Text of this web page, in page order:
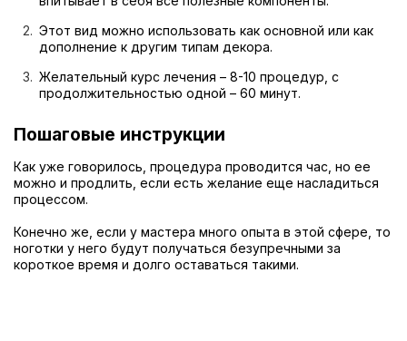
Этот вид можно использовать как основной или как
дополнение к другим типам декора.
Желательный курс лечения – 8-10 процедур, с
продолжительностью одной – 60 минут.
Пошаговые инструкции
Как уже говорилось, процедура проводится час, но ее
можно и продлить, если есть желание еще насладиться
процессом.
Конечно же, если у мастера много опыта в этой сфере, то
ноготки у него будут получаться безупречными за
короткое время и долго оставаться такими.